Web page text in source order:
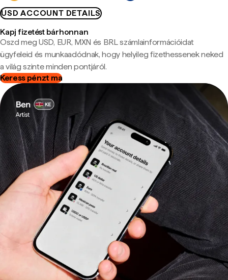
USD ACCOUNT DETAILS
Kapj fizetést bárhonnan
Oszd meg USD, EUR, MXN és BRL számlainformációidat
ügyfeleid és munkaadódnak, hogy helyileg fizethessenek neked
a világ szinte minden pontjáról.
Keress pénzt ma